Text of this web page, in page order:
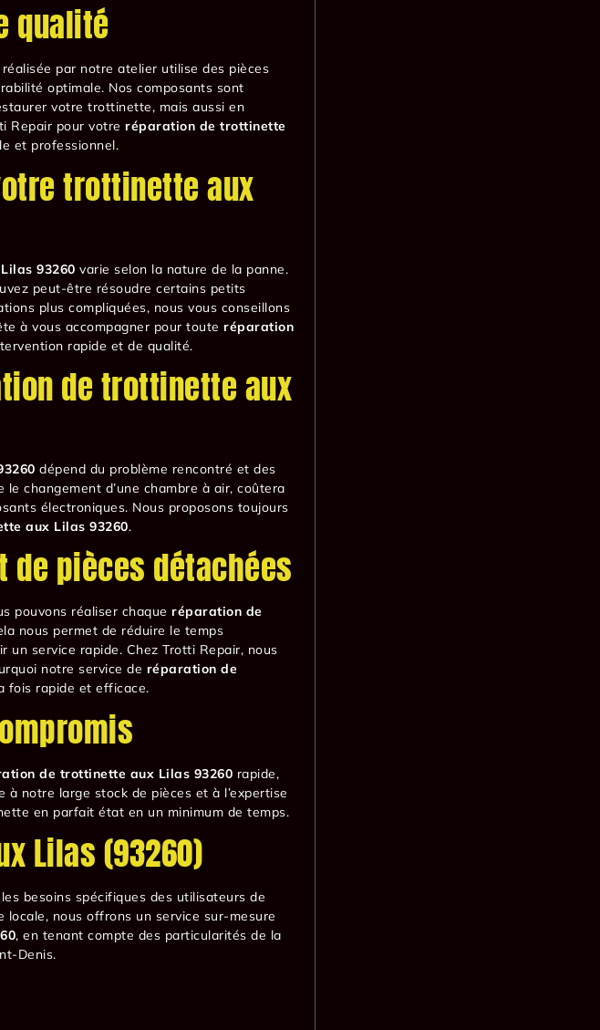
qualité
réalisée par notre atelier utilise des pièces
optimale. Nos composants sont
votre trottinette, mais aussi en
Repair pour votre réparation de trottinette
et professionnel.
trottinette aux
93260 varie selon la nature de la panne.
peut-être résoudre certains petits
plus compliquées, nous vous conseillons
à vous accompagner pour toute réparation
rapide et de qualité.
de trottinette aux
dépend du problème rencontré et des
changement d’une chambre à air, coûtera
électroniques. Nous proposons toujours
aux Lilas 93260.
de pièces détachées
pouvons réaliser chaque réparation de
nous permet de réduire le temps
service rapide. Chez Trotti Repair, nous
notre service de réparation de
fois rapide et efficace.
de trottinette aux Lilas 93260 rapide,
notre large stock de pièces et à l’expertise
en parfait état en un minimum de temps.
Lilas (93260)
besoins spécifiques des utilisateurs de
nous offrons un service sur-mesure
, en tenant compte des particularités de la
Denis.